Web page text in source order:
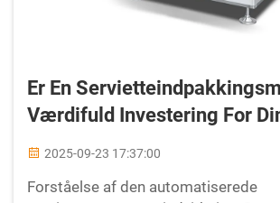
Er En
Værdifuld Investering For
2025-09-23 17:37:00
Forståelse af den automatiserede